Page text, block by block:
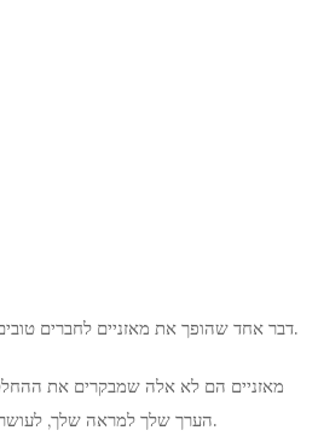
דבר אחד שהופך את מאזניים לחברים טובים לרבים הוא שהם לא שופטים.
מאזניים הם לא אלה שמבקרים את
הערך שלך למראה שלך, לעושר שלך או למעמד החברתי שלך.